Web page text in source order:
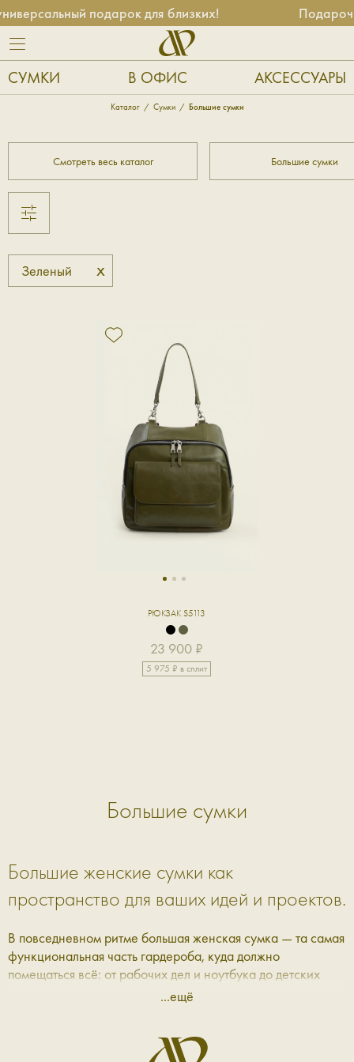
подарок для близких!
СУМКИ В ОФИС АКСЕССУАРЫ
Каталог Сумки Большие сумки
Смотреть весь каталог Большие сумки
Зеленый x
1 2 3
РЮКЗАК S5113
23 900 ₽
5 975 ₽ в сплит
Большие сумки
Большие женские сумки как
пространство для ваших идей и проектов.
В повседневном ритме большая женская сумка — та самая
функциональная часть гардероба, куда должно
помещаться всё: от рабочих дел и ноутбука до детских
вещей к празднику и неожиданных находок в течение дня.
...ещё